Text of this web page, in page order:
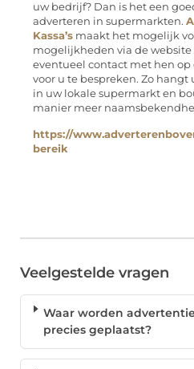
uw bedrijf? Dan is het een
adverteren in supermarkten.
Kassa’s maakt het mogelijk
mogelijkheden via de
eventueel contact met hen
voor u te bespreken. Zo
in uw lokale supermarkt en
manier meer
https://
bereik
Veelgestelde vragen
Waar worden
precies geplaatst?